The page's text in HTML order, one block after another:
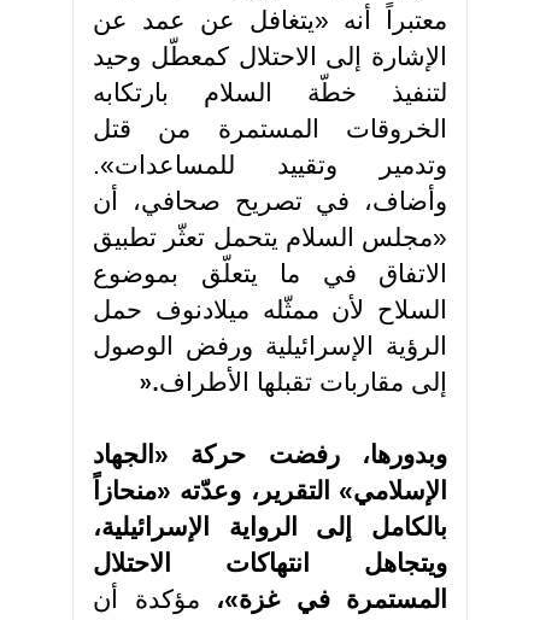
معتبراً أنه «يتغافل عن عمد عن
الإشارة إلى الاحتلال كمعطّل وحيد
لتنفيذ خطّة السلام بارتكابه
الخروقات المستمرة من قتل
وتدمير وتقييد للمساعدات».
وأضاف، في تصريح صحافي، أن
«مجلس السلام يتحمل تعثّر تطبيق
الاتفاق في ما يتعلّق بموضوع
السلاح لأن ممثّله ميلادنوف حمل
الرؤية الإسرائيلية ورفض الوصول
إلى مقاربات تقبلها الأطراف».
وبدورها، رفضت حركة «الجهاد
الإسلامي» التقرير، وعدّته «منحازاً
بالكامل إلى الرواية الإسرائيلية،
ويتجاهل انتهاكات الاحتلال
المستمرة في غزة»، مؤكدة أن